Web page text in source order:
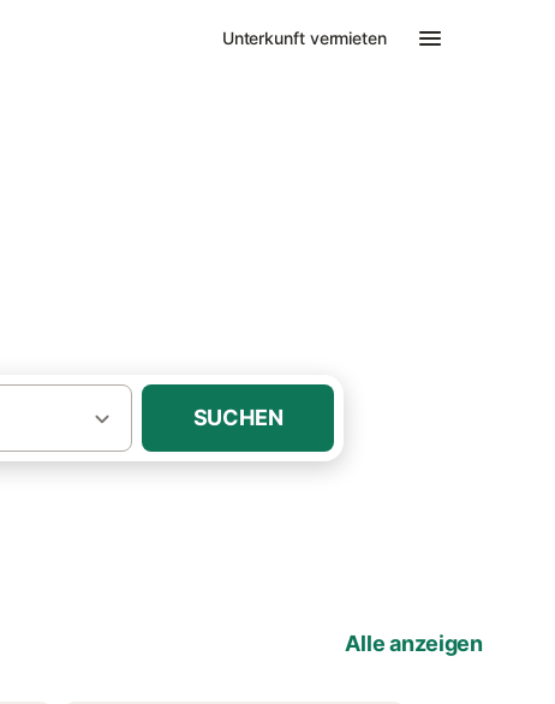
Unterkunft vermieten
SUCHEN
Alle anzeigen